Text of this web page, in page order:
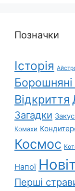
Позначки
Історія
Відкриття
Загадки
Комахи
Космос
Напої
Перші